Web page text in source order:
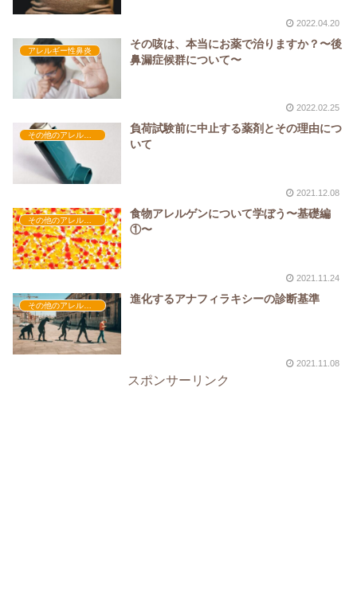
2022.04.20
アレルギー性鼻炎
その咳は、本当にお薬で治りますか？〜後
鼻漏症候群について〜
2022.02.25
その他のアレルギー
負荷試験前に中止する薬剤とその理由につ
いて
2021.12.08
食物アレルゲンについて学ぼう〜基礎編
①〜
2021.11.24
進化するアナフィラキシーの診断基準
2021.11.08
スポンサーリンク